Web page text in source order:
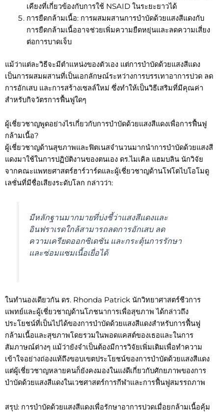
เคียงที่เกี่ยวข้องกับการใช้ NSAID ในระยะยาวได้
การยืดกล้ามเนื้อ: การผสมผสานการบำบัดด้วยแสงสีแดงกับ
การยืดกล้ามเนื้ออาจช่วยเพิ่มความยืดหยุ่นและลดความเสี่ยง
ต่อการบาดเจ็บ
แม้ว่าแต่ละวิธีจะมีตำแหน่งของตัวเอง แต่การบำบัดด้วยแสงสีแดง
เป็นการผสมผสานที่เป็นเอกลักษณ์ระหว่างการบรรเทาอาการปวด ลด
การอักเสบ และการสร้างเซลล์ใหม่ ซึ่งทำให้เป็นวิธีเสริมที่มีคุณค่า
สำหรับกิจวัตรการฟื้นฟูใดๆ
ผู้เชี่ยวชาญพูดอย่างไรเกี่ยวกับการบำบัดด้วยแสงสีแดงเพื่อการฟื้นฟู
กล้ามเนื้อ?
ผู้เชี่ยวชาญด้านสุขภาพและฟิตเนสจำนวนมากนำการบำบัดด้วยแสงสี
แดงมาใช้ในการปฏิบัติงานของตนเอง ดร.ไมเคิล แฮมบลิน นักวิจัย
จากคณะแพทยศาสตร์ฮาร์วาร์ดและผู้เชี่ยวชาญด้านโฟโตไบโอโมดู
เลชั่นที่มีชื่อเสียงระดับโลก กล่าวว่า:
มีหลักฐานมากมายที่บ่งชี้ว่าแสงสีแดงและ
อินฟราเรดใกล้สามารถลดการอักเสบ ลด
ความเครียดออกซิเดชัน และกระตุ้นการรักษา
และซ่อมแซมเนื้อเยื่อได้
ในทำนองเดียวกัน ดร. Rhonda Patrick นักวิทยาศาสตร์ชีวการ
แพทย์และผู้เชี่ยวชาญด้านโภชนาการเพื่อสุขภาพ ได้กล่าวถึง
ประโยชน์ที่เป็นไปได้ของการบำบัดด้วยแสงสีแดงสำหรับการฟื้นฟู
กล้ามเนื้อและสุขภาพโดยรวมในพอดแคสต์ของเธอและในการ
สัมภาษณ์ต่างๆ แม้ว่ายังจำเป็นต้องมีการวิจัยเพิ่มเติมเพื่อทำความ
เข้าใจอย่างถ่องแท้ถึงขอบเขตประโยชน์ของการบำบัดด้วยแสงสีแดง
แต่ผู้เชี่ยวชาญหลายคนก็ยังคงมองในแง่ดีเกี่ยวกับศักยภาพของการ
บำบัดด้วยแสงสีแดงในเวชศาสตร์การกีฬาและการฟื้นฟูสมรรถภาพ
สรุป: การบำบัดด้วยแสงสีแดงเพื่อรักษาอาการปวดเมื่อยกล้ามเนื้อคุ้ม